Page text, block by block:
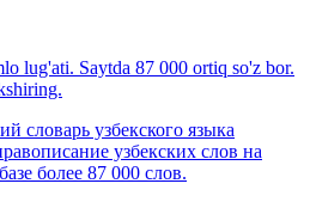
lug'ati. Saytda 87 000 ortiq so'z bor.
словарь узбекского языка
узбекских слов на
более 87 000 слов.